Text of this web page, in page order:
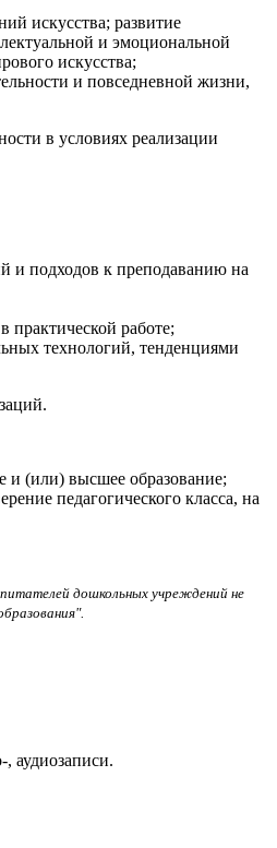
искусства; развитие
и эмоциональной
искусства;
и повседневной жизни,
в условиях реализации
и подходов к преподаванию на
практической работе;
технологий, тенденциями
и (или) высшее образование;
педагогического класса, на
дошкольных учреждений не
аудиозаписи.